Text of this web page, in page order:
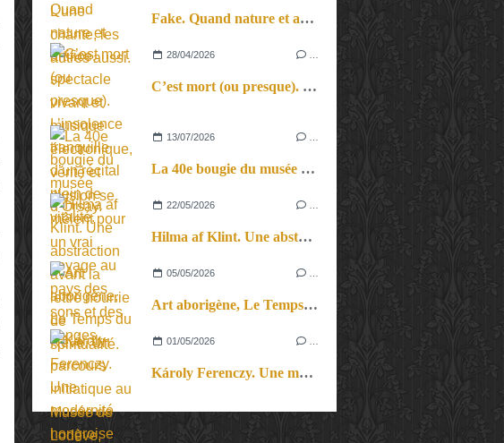
Fake. Quand nature et artifice, spectacle vivant et musique électronique, vérité et illusion se mêlent pour un vrai voyage au pays des sons et des songes…
28/04/2026
C’est mort (ou presque). L’insolence tranquille d’un récital plein de vitalité.
13/07/2026
La 40e bougie du musée d’Orsay.
22/05/2026
Hilma af Klint. Une abstraction avant la lettre nourrie de spiritualité.
05/05/2026
Art aborigène, Le Temps du Rêve. Un parcours initiatique au Musée de Lodève, dans l’Hérault.
01/05/2026
Károly Ferenczy. Une modernité hongroise éclatée en recherches.